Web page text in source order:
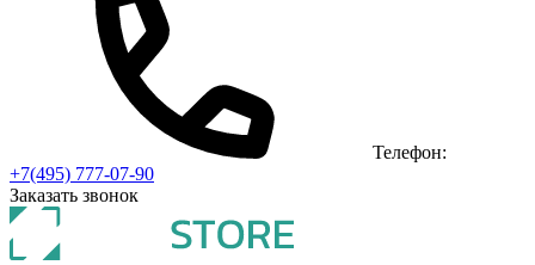
Телефон:
+7(495) 777-07-90
Заказать звонок